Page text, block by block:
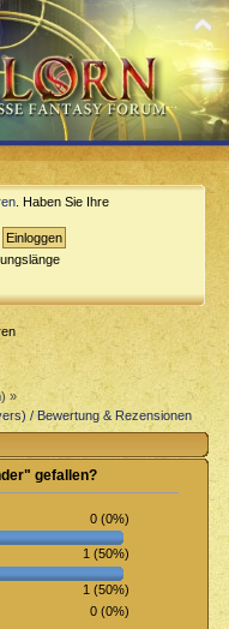
. Haben Sie Ihre
) »
/ Bewertung & Rezensionen
gefallen?
0 (0%)
1 (50%)
1 (50%)
0 (0%)